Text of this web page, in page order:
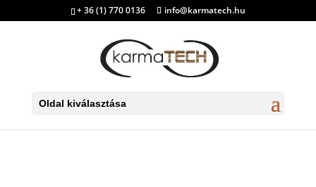
+ 36 (1) 770 0136 info@karmatech.hu
Oldal kiválasztása